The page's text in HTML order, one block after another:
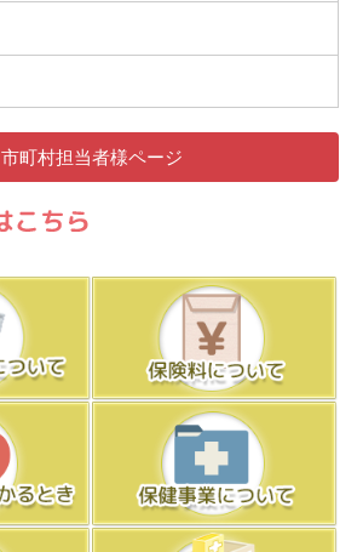
市町村担当者様ページ